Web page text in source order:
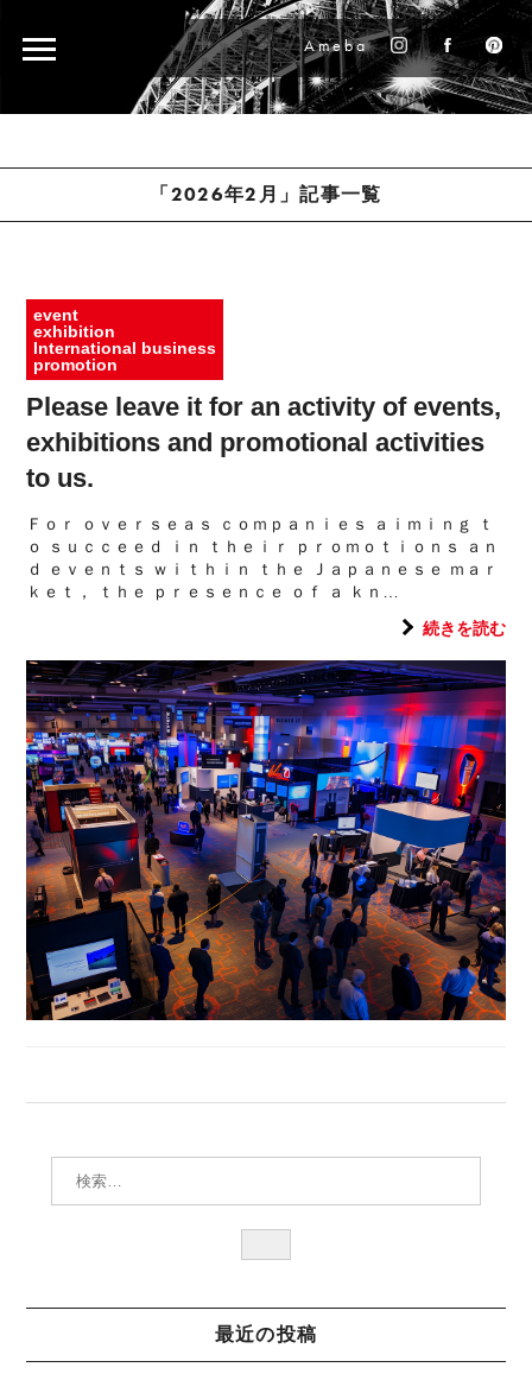
Ameba
「2026年2月」記事一覧
2026.02.12
Please leave it for an activity of events,
exhibitions and promotional activities
to us.
Ｆｏｒ ｏｖｅｒｓｅａｓ ｃｏｍｐａｎｉｅｓ ａｉｍｉｎｇ ｔ
ｏ ｓｕｃｃｅｅｄ ｉｎ ｔｈｅｉｒ ｐｒｏｍｏｔｉｏｎｓ ａｎ
ｄ ｅｖｅｎｔｓ ｗｉｔｈｉｎ ｔｈｅ Ｊａｐａｎｅｓｅ ｍａｒ
ｋｅｔ， ｔｈｅ ｐｒｅｓｅｎｃｅ ｏｆ ａ ｋｎ…
続きを読む
event
exhibition
International business
promotion
最近の投稿